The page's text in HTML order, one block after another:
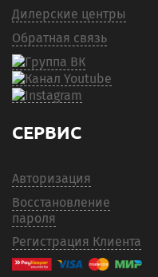
Дилерские центры
Обратная связь
СЕРВИС
Авторизация
Восстановление
пароля
Регистрация Клиента